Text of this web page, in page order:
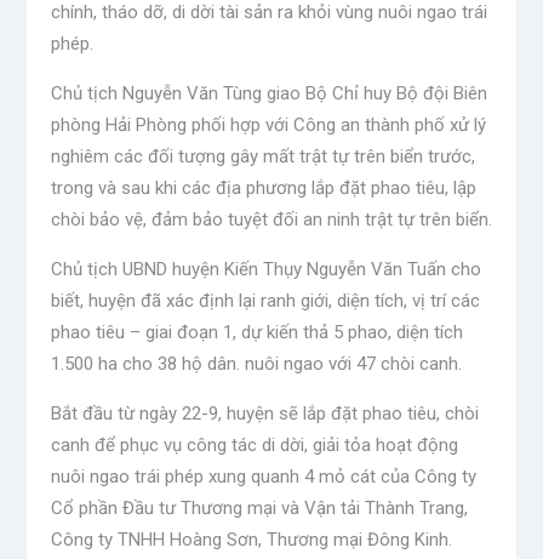
chính, tháo dỡ, di dời tài sản ra khỏi vùng nuôi ngao trái
phép.
Chủ tịch Nguyễn Văn Tùng giao Bộ Chỉ huy Bộ đội Biên
phòng Hải Phòng phối hợp với Công an thành phố xử lý
nghiêm các đối tượng gây mất trật tự trên biển trước,
trong và sau khi các địa phương lắp đặt phao tiêu, lập
chòi bảo vệ, đảm bảo tuyệt đối an ninh trật tự trên biển.
Chủ tịch UBND huyện Kiến Thụy Nguyễn Văn Tuấn cho
biết, huyện đã xác định lại ranh giới, diện tích, vị trí các
phao tiêu – giai đoạn 1, dự kiến ​​thả 5 phao, diện tích
1.500 ha cho 38 hộ dân. nuôi ngao với 47 chòi canh.
Bắt đầu từ ngày 22-9, huyện sẽ lắp đặt phao tiêu, chòi
canh để phục vụ công tác di dời, giải tỏa hoạt động
nuôi ngao trái phép xung quanh 4 mỏ cát của Công ty
Cổ phần Đầu tư Thương mại và Vận tải Thành Trang,
Công ty TNHH Hoàng Sơn, Thương mại Đông Kinh.